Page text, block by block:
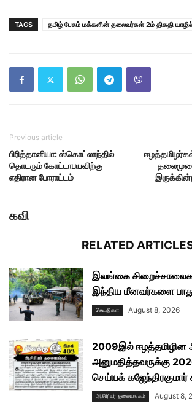
TAGS தமிழ் பேசும் மக்களின் தலைவர்கள் 2ம் திகதி யாழில்
Previous article
பிரித்தானியா: ஸ்கொட்லாந்தில்
தொடரும் கோட்டாபயவிற்கு
எதிரான போராட்டம்
கவி
RELATED
இலங்கை
இந்திய மீனவர்களை
செய்திகள் August 8, 2026
2009இல் ஈழத்தமிழின
அனுமதித்தவருக்கு
செய்யக் கஜேந்திரகுமார்
ஆசிரியர் தலையங்கம் August 8,